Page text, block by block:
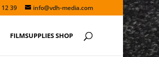
39 info@vdh-media.com
FILMSUPPLIES SHOP